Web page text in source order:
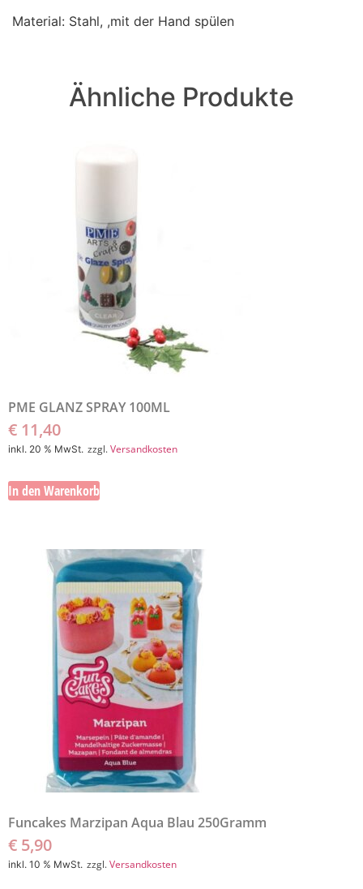
Material: Stahl, ,mit der Hand spülen
Ähnliche Produkte
PME GLANZ SPRAY 100ML
€ 11,40
inkl. 20 % MwSt. zzgl.Versandkosten
In den Warenkorb
Funcakes Marzipan Aqua Blau 250Gramm
€ 5,90
inkl. 10 % MwSt. zzgl.Versandkosten